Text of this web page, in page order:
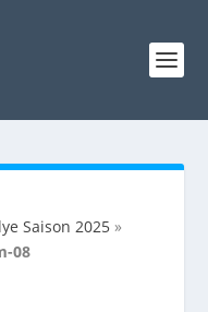
Saison 2025 »
08